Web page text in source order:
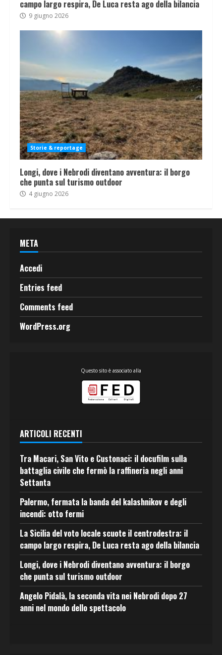
campo largo respira, De Luca resta ago della bilancia
9 giugno 2026
Storie & reportage
Longi, dove i Nebrodi diventano avventura: il borgo
che punta sul turismo outdoor
4 giugno 2026
META
Accedi
Entries feed
Comments feed
WordPress.org
Questo sito è associato alla
ARTICOLI RECENTI
Tra Macari, San Vito e Custonaci: il docufilm sulla
battaglia civile che fermò la raffineria negli anni
Settanta
Palermo, fermata la banda del kalashnikov e degli
incendi: otto fermi
La Sicilia del voto locale scuote il centrodestra: il
campo largo respira, De Luca resta ago della bilancia
Longi, dove i Nebrodi diventano avventura: il borgo
che punta sul turismo outdoor
Angelo Pidalà, la seconda vita nei Nebrodi dopo 27
anni nel mondo dello spettacolo